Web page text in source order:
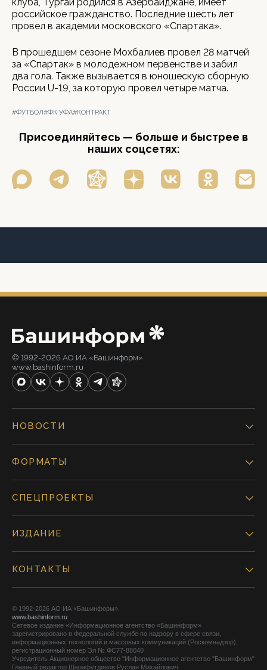
российское гражданство. Последние шесть лет
провел в академии московского «Спартака».
В прошедшем сезоне Мохбалиев провел 28 матчей
за «Спартак» в молодежном первенстве и забил
два гола. Также вызывается в юношескую сборную
России U-19, за которую провел четыре матча.
#ФУТБОЛ#ФК УФА#КОНТРАКТ
Присоединяйтесь — больше и быстрее в
наших соцсетях:
© 1992-2026 АО ИА «Башинформ».
www.bashinform.ru
НОВОСТИ
ФОРМАТЫ
СПЕЦПРОЕКТЫ
ИЗДАНИЕ
КОНТАКТЫ
© 1992-2026 АО ИА «Башинформ».
www.bashinform.ru
Сетевое издание «Информационное агентство «Башинформ»
зарегистрировано в Федеральной службе по надзору в сфере связи,
информационных технологий и массовых коммуникаций (Роскомнадзор),
регистрационный номер Эл № ФС77-88040
Учредитель Акционерное общество "Информационное агентство "Башинформ"
Главный редактор Шарафутдинов Руслан Михайлович